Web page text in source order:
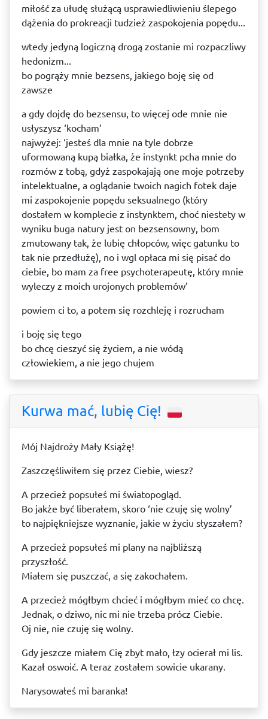
miłość za ułudę służącą usprawiedliwieniu ślepego
dążenia do prokreacji tudzież zaspokojenia popędu...
wtedy jedyną logiczną drogą zostanie mi rozpaczliwy
hedonizm...
bo pogrąży mnie bezsens, jakiego boję się od
zawsze
a gdy dojdę do bezsensu, to więcej ode mnie nie
usłyszysz ‘kocham’
najwyżej: ‘jesteś dla mnie na tyle dobrze
uformowaną kupą białka, że instynkt pcha mnie do
rozmów z tobą, gdyż zaspokajają one moje potrzeby
intelektualne, a oglądanie twoich nagich fotek daje
mi zaspokojenie popędu seksualnego (który
dostałem w komplecie z instynktem, choć niestety w
wyniku buga natury jest on bezsensowny, bom
zmutowany tak, że lubię chłopców, więc gatunku to
tak nie przedłużę), no i wgl opłaca mi się pisać do
ciebie, bo mam za free psychoterapeutę, który mnie
wyleczy z moich urojonych problemów’
powiem ci to, a potem się rozchleję i rozrucham
i boję się tego
bo chcę cieszyć się życiem, a nie wódą
człowiekiem, a nie jego chujem
Kurwa mać, lubię Cię!
Mój Najdroży Mały Książę!
Zaszczęśliwiłem się przez Ciebie, wiesz?
A przecież popsułeś mi światopogląd.
Bo jakże być liberałem, skoro ‘nie czuję się wolny’
to najpiękniejsze wyznanie, jakie w życiu słyszałem?
A przecież popsułeś mi plany na najbliższą
przyszłość.
Miałem się puszczać, a się zakochałem.
A przecież mógłbym chcieć i mógłbym mieć co chcę.
Jednak, o dziwo, nic mi nie trzeba prócz Ciebie.
Oj nie, nie czuję się wolny.
Gdy jeszcze miałem Cię zbyt mało, łzy ocierał mi lis.
Kazał oswoić. A teraz zostałem sowicie ukarany.
Narysowałeś mi baranka!